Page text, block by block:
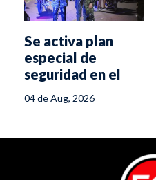
Se activa plan
especial de
seguridad en el
posesión
04 de Aug, 2026